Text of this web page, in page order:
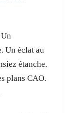
Un éclat au
étanche.
plans CAO.